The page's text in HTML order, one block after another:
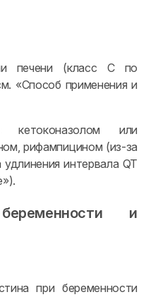
печени (класс С по
«Способ применения и
или
рифампицином (из-за
интервала QT
и
при беременности